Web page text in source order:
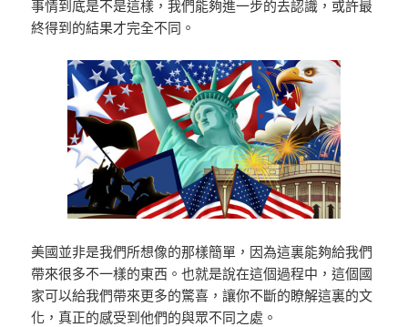
事情到底是不是這樣，我們能夠進一步的去認識，或許最
終得到的結果才完全不同。
美國並非是我們所想像的那樣簡單，因為這裏能夠給我們
帶來很多不一樣的東西。也就是說在這個過程中，這個國
家可以給我們帶來更多的驚喜，讓你不斷的瞭解這裏的文
化，真正的感受到他們的與眾不同之處。